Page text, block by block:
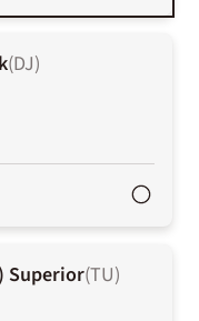
(DJ)
Superior(TU)